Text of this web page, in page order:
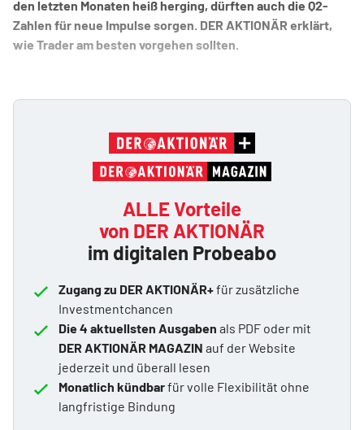
den letzten Monaten heiß herging, dürften auch die Q2-
Zahlen für neue Impulse sorgen. DER AKTIONÄR erklärt,
wie Trader am besten vorgehen sollten.
ALLE Vorteile
von DER AKTIONÄR
im digitalen Probeabo
Zugang zu DER AKTIONÄR+für zusätzliche
Investmentchancen
Die 4 aktuellsten Ausgaben als PDF oder mit
DER AKTIONÄR MAGAZIN auf der Website
jederzeit und überall lesen
Monatlich kündbarfür volle Flexibilität ohne
langfristige Bindung